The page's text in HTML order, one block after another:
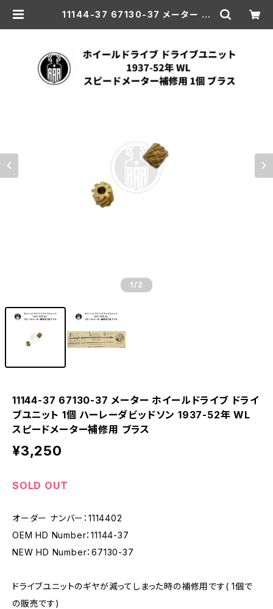
11144-37 67130-37 メーター ホ
aar-hd
1 /2
11144-37 67130-37 メーター ホイールドライブ ドライ
ブユニット 1個 ハーレーダビッドソン 1937-52年 WL
スピードメーター補修用 ブラス
¥3,250
SOLD OUT
オーダー ナンバー：1114402
OEM HD Number：11144-37
NEW HD Number：67130-37
ドライブユニットのギヤが減ってしまった時の補修用です( 1個で
の販売です)